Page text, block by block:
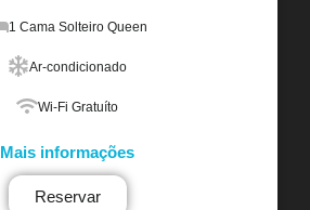
1 Cama Solteiro Queen
Ar-condicionado
Wi-Fi Gratuíto
Mais informações
Reservar